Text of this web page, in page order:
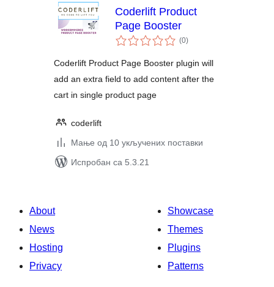
Coderlift Product
Page Booster
(0укупних
оцена
)
Coderlift Product Page Booster plugin will
add an extra field to add content after the
cart in single product page
coderlift
Мање од 10 укључених поставки
Испробан са 5.3.21
About
News
Hosting
Privacy
Showcase
Themes
Plugins
Patterns